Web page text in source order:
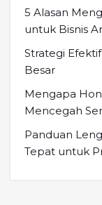
5 Alasan
untuk Bisnis
Strategi
Besar
Mengapa
Mencegah
Panduan
Tepat untuk